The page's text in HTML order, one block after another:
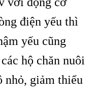
điện yếu thì
yếu cũng
hộ chăn nuôi
nhỏ, giảm thiểu